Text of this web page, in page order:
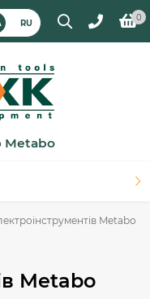
RU
0
Metabo
Metabo
Metabo